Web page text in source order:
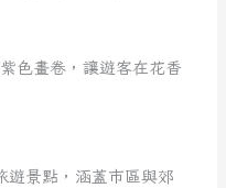
色畫卷，讓遊客在花香
遊景點，涵蓋市區與郊